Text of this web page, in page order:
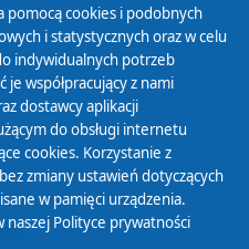
pomocą cookies i podobnych
i statystycznych oraz w celu
indywidualnych potrzeb
współpracujący z nami
dostawcy aplikacji
do obsługi internetu
cookies. Korzystanie z
zmiany ustawień dotyczących
w pamięci urządzenia.
naszej Polityce prywatności